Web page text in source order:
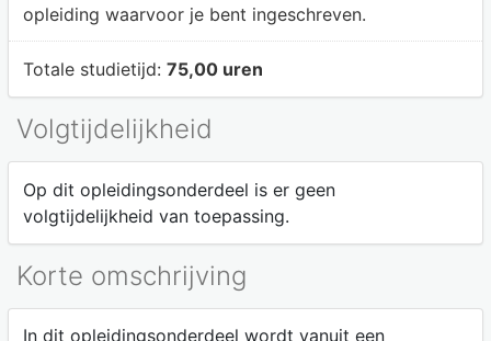
opleiding waarvoor je bent ingeschreven.
Totale studietijd: 75,00 uren
Volgtijdelijkheid
Op dit opleidingsonderdeel is er geen
volgtijdelijkheid van toepassing.
Korte omschrijving
In dit opleidingsonderdeel wordt vanuit een